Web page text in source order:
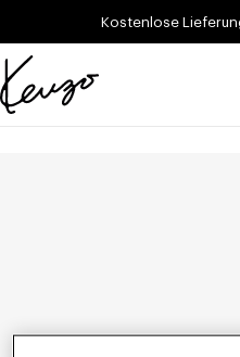
Skip to main content
Skip to footer content
Kostenlose
Offizielle